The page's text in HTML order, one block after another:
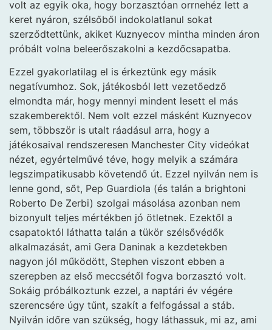
volt az egyik oka, hogy borzasztóan orrnehéz lett a
keret nyáron, szélsőből indokolatlanul sokat
szerződtettünk, akiket Kuznyecov mintha minden áron
próbált volna beleerőszakolni a kezdőcsapatba.
Ezzel gyakorlatilag el is érkeztünk egy másik
negatívumhoz. Sok, játékosból lett vezetőedző
elmondta már, hogy mennyi mindent lesett el más
szakemberektől. Nem volt ezzel másként Kuznyecov
sem, többször is utalt ráadásul arra, hogy a
játékosaival rendszeresen Manchester City videókat
nézet, egyértelművé téve, hogy melyik a számára
legszimpatikusabb követendő út. Ezzel nyilván nem is
lenne gond, sőt, Pep Guardiola (és talán a brightoni
Roberto De Zerbi) szolgai másolása azonban nem
bizonyult teljes mértékben jó ötletnek. Ezektől a
csapatoktól láthatta talán a tükör szélsővédők
alkalmazását, ami Gera Daninak a kezdetekben
nagyon jól működött, Stephen viszont ebben a
szerepben az első meccsétől fogva borzasztó volt.
Sokáig próbálkoztunk ezzel, a naptári év végére
szerencsére úgy tűnt, szakít a felfogással a stáb.
Nyilván időre van szükség, hogy láthassuk, mi az, ami